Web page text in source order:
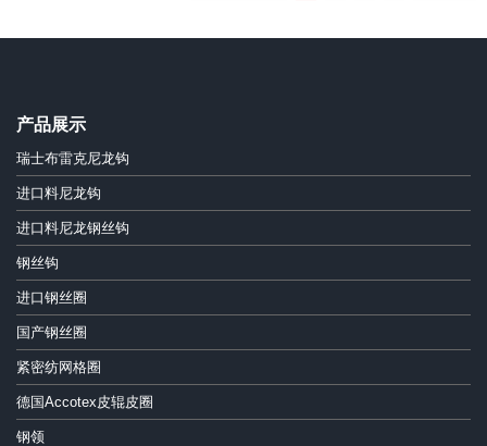
产品展示
瑞士布雷克尼龙钩
进口料尼龙钩
进口料尼龙钢丝钩
钢丝钩
进口钢丝圈
国产钢丝圈
紧密纺网格圈
德国Accotex皮辊皮圈
钢领